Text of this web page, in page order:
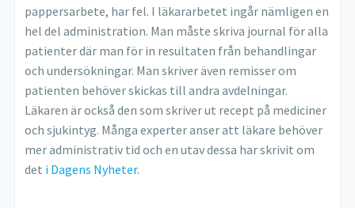
pappersarbete, har fel. I läkararbetet ingår nämligen en
hel del administration. Man måste skriva journal för alla
patienter där man för in resultaten från behandlingar
och undersökningar. Man skriver även remisser om
patienten behöver skickas till andra avdelningar.
Läkaren är också den som skriver ut recept på mediciner
och sjukintyg. Många experter anser att läkare behöver
mer administrativ tid och en utav dessa har skrivit om
det i Dagens Nyheter.